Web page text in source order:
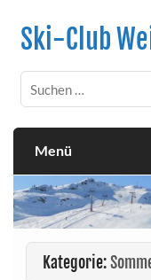
contentSki-Club
Menü
Kategorie: